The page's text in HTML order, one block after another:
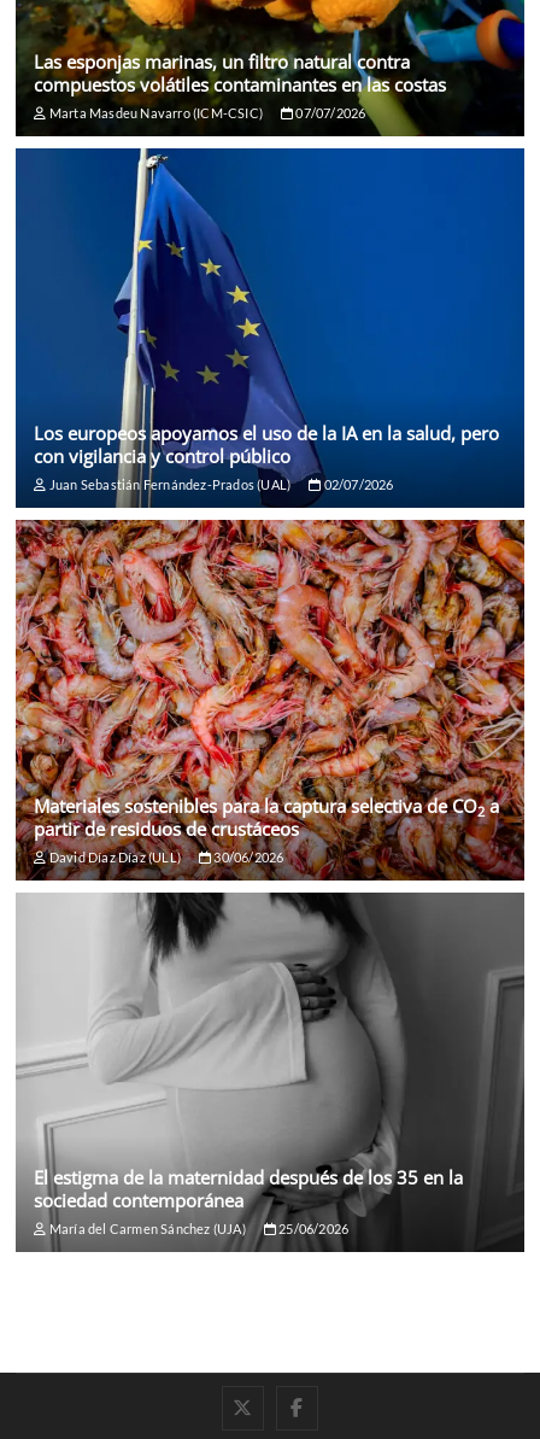
Las esponjas marinas, un filtro natural contra
compuestos volátiles contaminantes en las costas
Marta Masdeu Navarro (ICM-CSIC) 07/07/2026
Los europeos apoyamos el uso de la IA en la salud, pero
con vigilancia y control público
Juan Sebastián Fernández-Prados (UAL) 02/07/2026
Materiales sostenibles para la captura selectiva de CO2a
partir de residuos de crustáceos
David Díaz Díaz (ULL) 30/06/2026
El estigma de la maternidad después de los 35 en la
sociedad contemporánea
María del Carmen Sánchez (UJA) 25/06/2026
twitterfacebook